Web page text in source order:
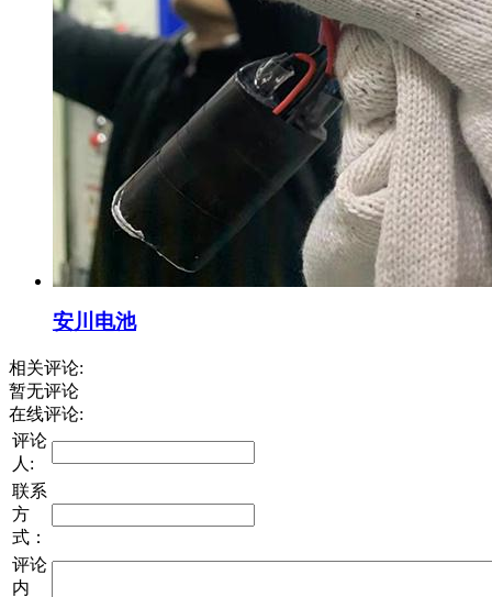
安川电池
相关评论:
暂无评论
在线评论:
评论
人:
联系
方
式：
评论
内